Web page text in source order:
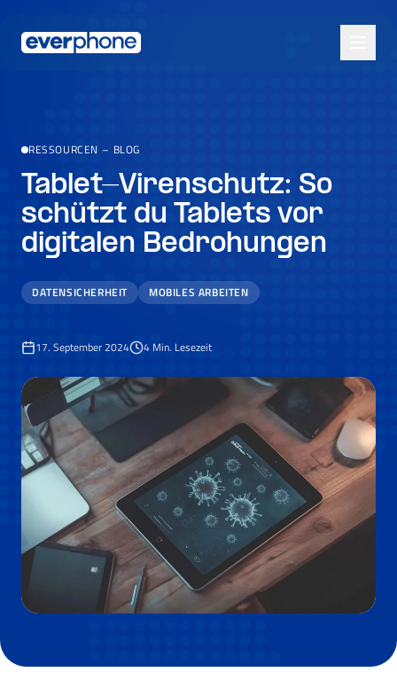
RESSOURCEN – BLOG
Tablet-Virenschutz: So
schützt du Tablets vor
digitalen Bedrohungen
DATENSICHERHEIT MOBILES ARBEITEN
17. September 2024 4 Min. Lesezeit